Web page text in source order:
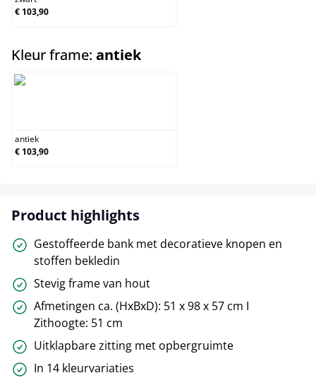
€ 103,90
Kleur frame: antiekselect
antiek
€ 103,90
Product highlights
Gestoffeerde bank met decoratieve knopen en
stoffen bekledin
Stevig frame van hout
Afmetingen ca. (HxBxD): 51 x 98 x 57 cm I
Zithoogte: 51 cm
Uitklapbare zitting met opbergruimte
In 14 kleurvariaties